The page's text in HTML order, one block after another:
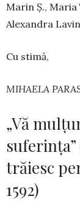
Marin Ș., Maria
Alexandra
Cu stimă,
MIHAELA
„Vă
trăiesc
1592)